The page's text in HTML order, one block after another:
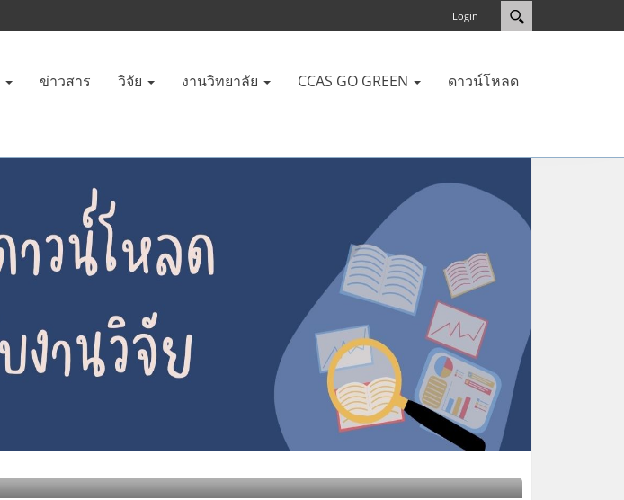
Login
ข่าวสาร วิจัย งานวิทยาลัย CCAS GO GREEN ดาวน์โหลด